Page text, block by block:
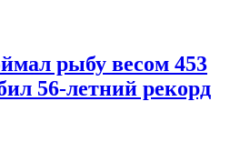
рыбу весом 453
56-летний рекорд